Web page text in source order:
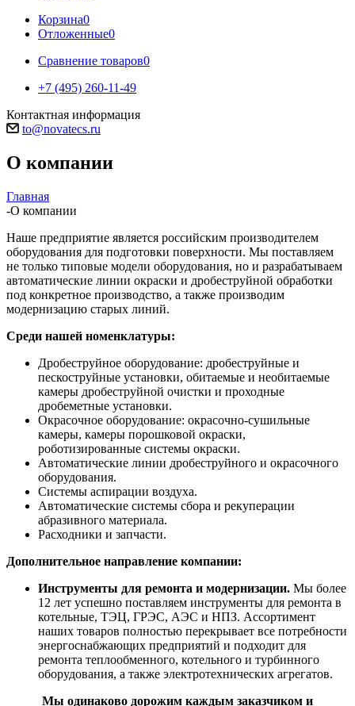
Корзина0
Отложенные0
Сравнение товаров0
+7 (495) 260-11-49
Контактная информация
to@novatecs.ru
О компании
Главная
-О компании
Наше предприятие является российским производителем
оборудования для подготовки поверхности. Мы поставляем
не только типовые модели оборудования, но и разрабатываем
автоматические линии окраски и дробеструйной обработки
под конкретное производство, а также производим
модернизацию старых линий.
Среди нашей номенклатуры:
Дробеструйное оборудование: дробеструйные и
пескоструйные установки, обитаемые и необитаемые
камеры дробеструйной очистки и проходные
дробеметные установки.
Окрасочное оборудование: окрасочно-сушильные
камеры, камеры порошковой окраски,
роботизированные системы окраски.
Автоматические линии дробеструйного и окрасочного
оборудования.
Системы аспирации воздуха.
Автоматические системы сбора и рекуперации
абразивного материала.
Расходники и запчасти.
Дополнительное направление компании:
Инструменты для ремонта и модернизации. Мы более
12 лет успешно поставляем инструменты для ремонта в
котельные, ТЭЦ, ГРЭС, АЭС и НПЗ. Ассортимент
наших товаров полностью перекрывает все потребности
энергоснабжающих предприятий и подходит для
ремонта теплообменного, котельного и турбинного
оборудования, а также электротехнических агрегатов.
Мы одинаково дорожим каждым заказчиком и